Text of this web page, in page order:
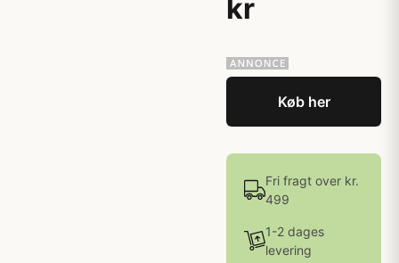
kr
Køb her
Fri fragt over kr.
499
1-2 dages
levering